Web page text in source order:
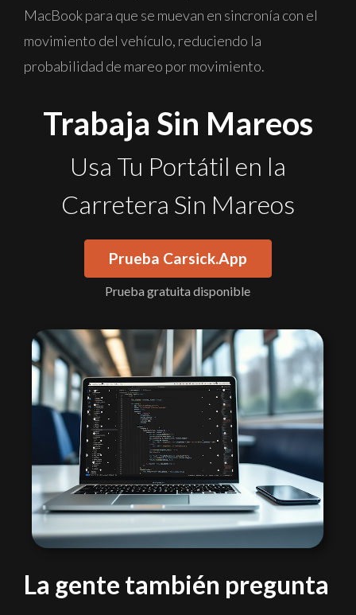
MacBook para que se muevan en sincronía con el
movimiento del vehículo, reduciendo la
probabilidad de mareo por movimiento.
Trabaja Sin Mareos
Usa Tu Portátil en la
Carretera Sin Mareos
Prueba Carsick.App
Prueba gratuita disponible
La gente también pregunta